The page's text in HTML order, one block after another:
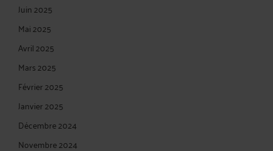
Juin 2025
Mai 2025
Avril 2025
Mars 2025
Février 2025
Janvier 2025
Décembre 2024
Novembre 2024